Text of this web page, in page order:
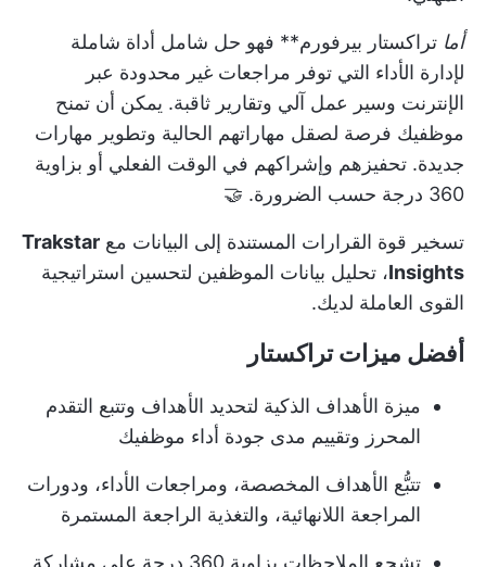
أما تراكستار بيرفورم** فهو حل شامل أداة شاملة
لإدارة الأداء التي توفر مراجعات غير محدودة عبر
الإنترنت وسير عمل آلي وتقارير ثاقبة. يمكن أن تمنح
موظفيك فرصة لصقل مهاراتهم الحالية وتطوير مهارات
جديدة. تحفيزهم وإشراكهم في الوقت الفعلي أو بزاوية
360 درجة حسب الضرورة. 🤝
تسخير قوة القرارات المستندة إلى البيانات مع Trakstar
Insights، تحليل بيانات الموظفين لتحسين استراتيجية
القوى العاملة لديك.
أفضل ميزات تراكستار
ميزة الأهداف الذكية لتحديد الأهداف وتتبع التقدم
المحرز وتقييم مدى جودة أداء موظفيك
تتبُّع الأهداف المخصصة، ومراجعات الأداء، ودورات
المراجعة اللانهائية، والتغذية الراجعة المستمرة
تشجع الملاحظات بزاوية 360 درجة على مشاركة